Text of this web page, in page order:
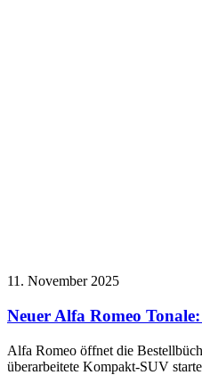
11. November 2025
Neuer Alfa Romeo Tonale:
Alfa Romeo öffnet die
überarbeitete Kompakt-SUV